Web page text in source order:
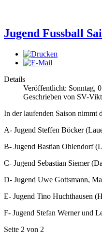
Jugend Fussball
Details
Veröffentlicht: Sonntag,
Geschrieben von SV-
In der laufenden Saison nimmt
A- Jugend Steffen Böcker
B- Jugend Bastian Ohlendorf
C- Jugend Sebastian Siemer
D- Jugend Uwe Gottsmann,
E- Jugend Tino Huchthausen
F- Jugend Stefan Werner und
Seite 2 von 2